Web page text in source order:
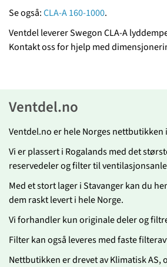
Se også:CLA-A 160-1000.
Ventdel leverer Swegon CLA-A
Kontakt oss for hjelp med
Ventdel.no
Ventdel.no er hele Norges
Vi er plassert i Rogalands med det
reservedeler og filter til
Med et stort lager i Stavanger kan du
dem raskt levert i hele Norge.
Vi forhandler kun originale deler og
Filter kan også leveres med faste
Nettbutikken er drevet av Klimatisk AS,